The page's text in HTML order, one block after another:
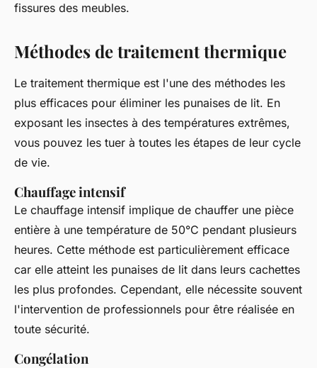
fissures des meubles.
Méthodes de traitement thermique
Le traitement thermique est l'une des méthodes les
plus efficaces pour éliminer les punaises de lit. En
exposant les insectes à des températures extrêmes,
vous pouvez les tuer à toutes les étapes de leur cycle
de vie.
Chauffage intensif
Le chauffage intensif implique de chauffer une pièce
entière à une température de 50°C pendant plusieurs
heures. Cette méthode est particulièrement efficace
car elle atteint les punaises de lit dans leurs cachettes
les plus profondes. Cependant, elle nécessite souvent
l'intervention de professionnels pour être réalisée en
toute sécurité.
Congélation